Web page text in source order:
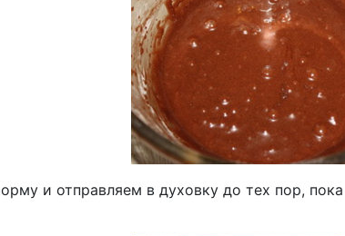
и отправляем в духовку до тех пор,